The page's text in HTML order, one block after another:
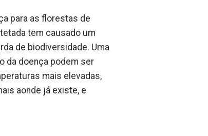
para as florestas de
tem causado um
de biodiversidade. Uma
da doença podem ser
mais elevadas,
aonde já existe, e